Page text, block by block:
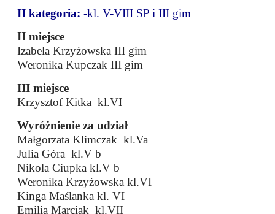
II kategoria:-kl. V-VIII SP i III gim
II miejsce
Izabela Krzyżowska III gim
Weronika Kupczak III gim
III miejsce
Krzysztof Kitka kl.VI
Wyróżnienie za udział
Małgorzata Klimczak kl.Va
Julia Góra kl.V b
Nikola Ciupka kl.V b
Weronika Krzyżowska kl.VI
Kinga Maślanka kl. VI
Emilia Marciak kl.VII